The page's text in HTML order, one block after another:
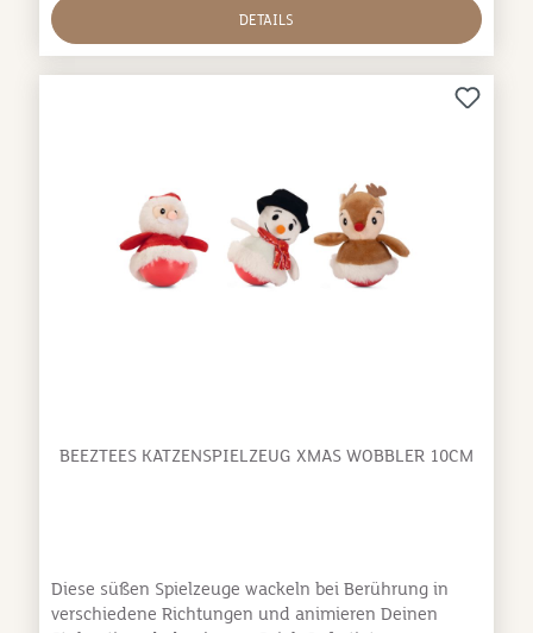
DETAILS
BEEZTEES KATZENSPIELZEUG XMAS WOBBLER 10CM
Diese süßen Spielzeuge wackeln bei Berührung in
verschiedene Richtungen und animieren Deinen